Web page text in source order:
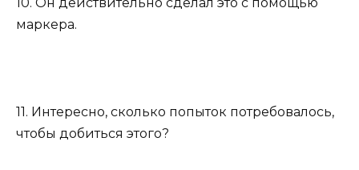
маркера.
11. Интересно, сколько попыток потребовалось,
чтобы добиться этого?